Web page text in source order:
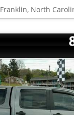
Franklin, North